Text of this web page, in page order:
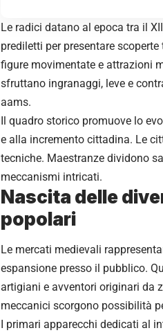
Le radici datano al epoca tra il
prediletti per presentare
figure movimentate e attrazioni
sfruttano ingranaggi, leve e
aams.
Il quadro storico promuove lo
e alla incremento cittadina. Le
tecniche. Maestranze dividono
meccanismi intricati.
Nascita delle
popolari
Le mercati medievali
espansione presso il pubblico.
artigiani e avventori originari da
meccanici scorgono possibilità
I primari apparecchi dedicati al